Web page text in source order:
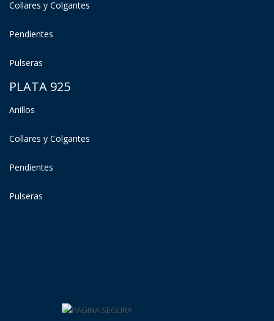
Collares y Colgantes
Pendientes
Pulseras
PLATA 925
Anillos
Collares y Colgantes
Pendientes
Pulseras